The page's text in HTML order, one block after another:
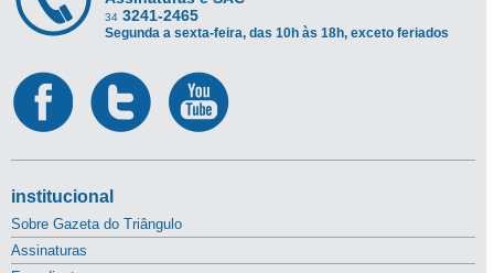
34 3241-2465
Segunda a sexta-feira, das 10h às 18h, exceto feriados
institucional
Sobre Gazeta do Triângulo
Assinaturas